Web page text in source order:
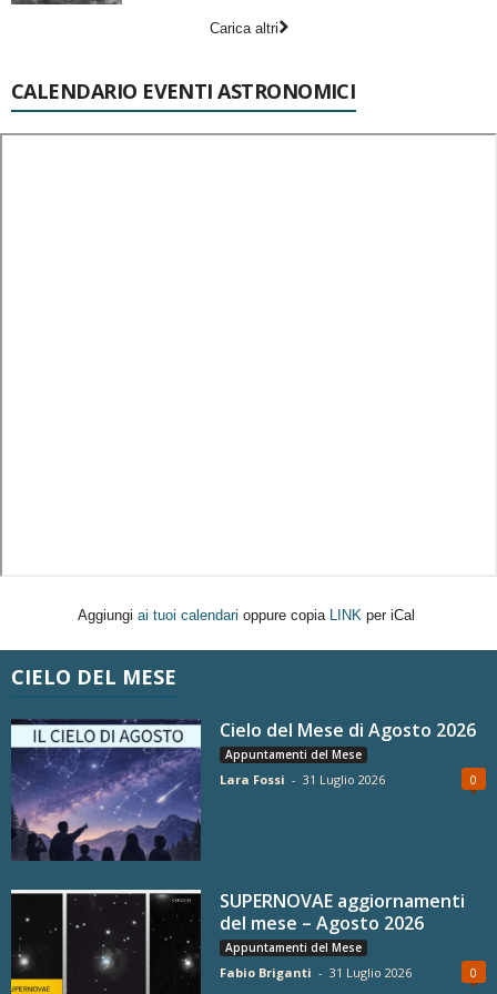
Carica altri
CALENDARIO EVENTI ASTRONOMICI
Aggiungi ai tuoi calendari oppure copia LINK per iCal
CIELO DEL MESE
Cielo del Mese di Agosto 2026
Appuntamenti del Mese
Lara Fossi - 31 Luglio 2026 0
SUPERNOVAE aggiornamenti
del mese – Agosto 2026
Appuntamenti del Mese
Fabio Briganti - 31 Luglio 2026 0